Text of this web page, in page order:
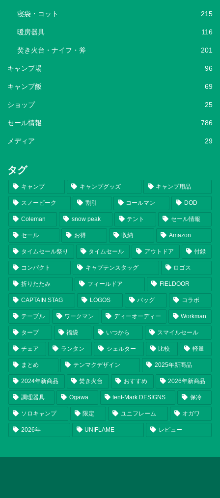
寝袋・コット 215
暖房器具 116
焚き火台・ナイフ・斧 201
キャンプ場 96
キャンプ飯 69
ショップ 25
セール情報 786
メディア 29
タグ
キャンプ キャンプグッズ キャンプ用品
スノーピーク 割引 コールマン DOD
Coleman snow peak テント セール情報
セール お得 収納 Amazon
タイムセール祭り タイムセール アウトドア 付録
コンパクト キャプテンスタッグ ロゴス
折りたたみ フィールドア FIELDOOR
CAPTAIN STAG LOGOS バッグ コラボ
テーブル ワークマン ディーオーディー Workman
タープ 福袋 いつから スマイルセール
チェア ランタン シェルター 比較 軽量
まとめ テンマクデザイン 2025年新商品
2024年新商品 焚き火台 おすすめ 2026年新商品
調理器具 Ogawa tent-Mark DESIGNS 保冷
ソロキャンプ 限定 ユニフレーム オガワ
2026年 UNIFLAME レビュー